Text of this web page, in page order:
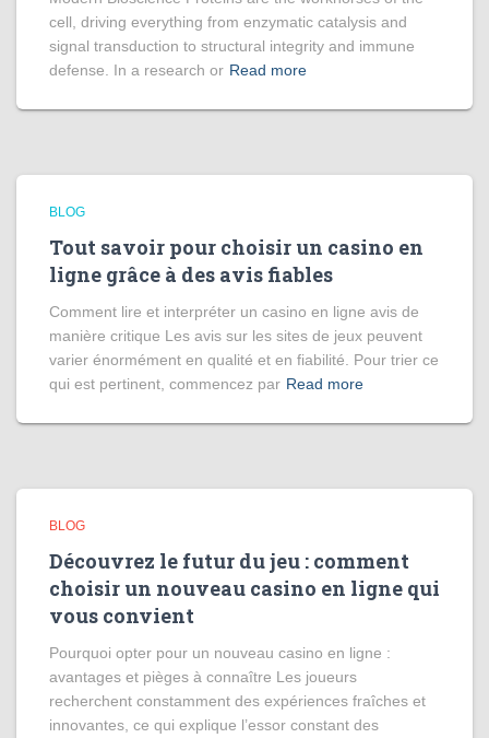
cell, driving everything from enzymatic catalysis and
signal transduction to structural integrity and immune
defense. In a research or Read more
BLOG
Tout savoir pour choisir un casino en
ligne grâce à des avis fiables
Comment lire et interpréter un casino en ligne avis de
manière critique Les avis sur les sites de jeux peuvent
varier énormément en qualité et en fiabilité. Pour trier ce
qui est pertinent, commencez par Read more
BLOG
Découvrez le futur du jeu : comment
choisir un nouveau casino en ligne qui
vous convient
Pourquoi opter pour un nouveau casino en ligne :
avantages et pièges à connaître Les joueurs
recherchent constamment des expériences fraîches et
innovantes, ce qui explique l’essor constant des